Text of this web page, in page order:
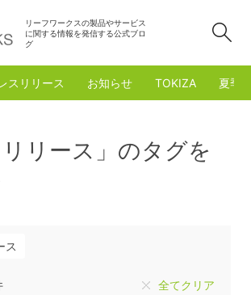
リーフワークスの製品やサービス
に関する情報を発信する公式ブロ
グ
スリリース お知らせ TOKIZA 夏季
リリース」のタグを
ス
全てクリア